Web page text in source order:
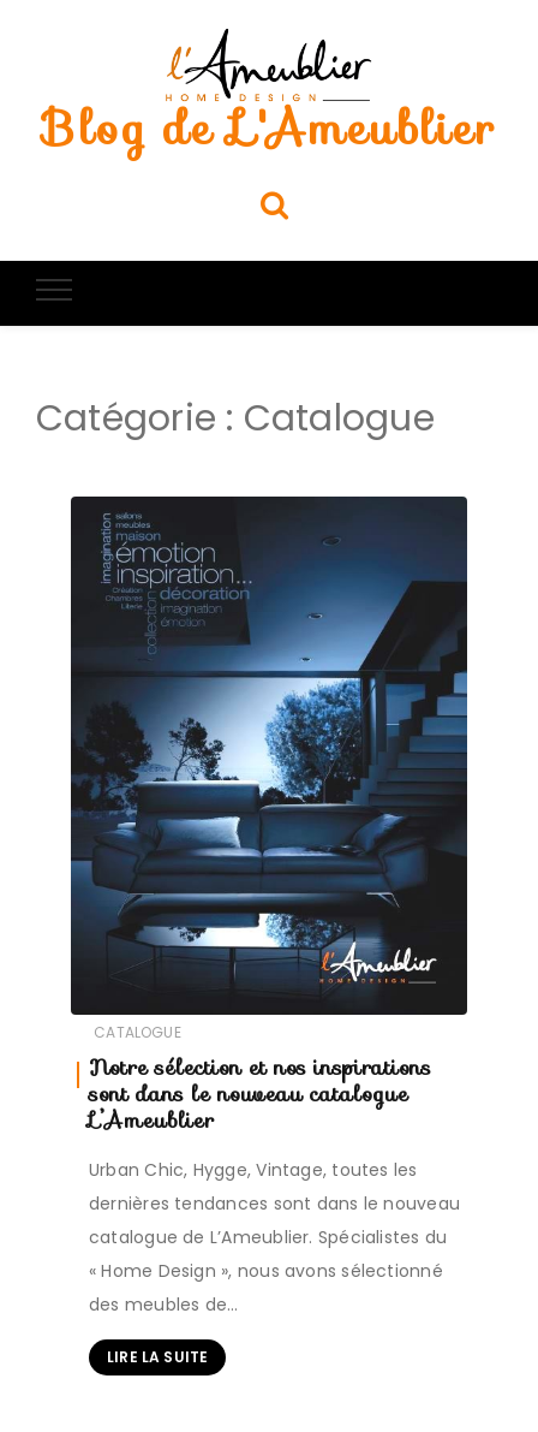
Blog de L'Ameublier
Catégorie : Catalogue
CATALOGUE
Notre sélection et nos inspirations
sont dans le nouveau catalogue
L’Ameublier
Urban Chic, Hygge, Vintage, toutes les
dernières tendances sont dans le nouveau
catalogue de L’Ameublier. Spécialistes du
« Home Design », nous avons sélectionné
des meubles de…
LIRE LA SUITE